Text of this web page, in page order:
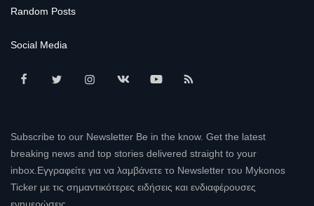
Random Posts
Social Media
Subscribe to our Newsletter Be in the know. Get the latest
breaking news and top stories delivered straight to your
inbox.Εγγραφείτε για να λαμβάνετε το Newsletter του Mykonos
Ticker με τις σημαντικότερες ειδήσεις και ενδιαφέρουσες